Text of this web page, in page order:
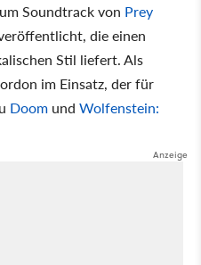
Soundtrack von Prey
die einen
Stil liefert. Als
im Einsatz, der für
Doom und Wolfenstein: